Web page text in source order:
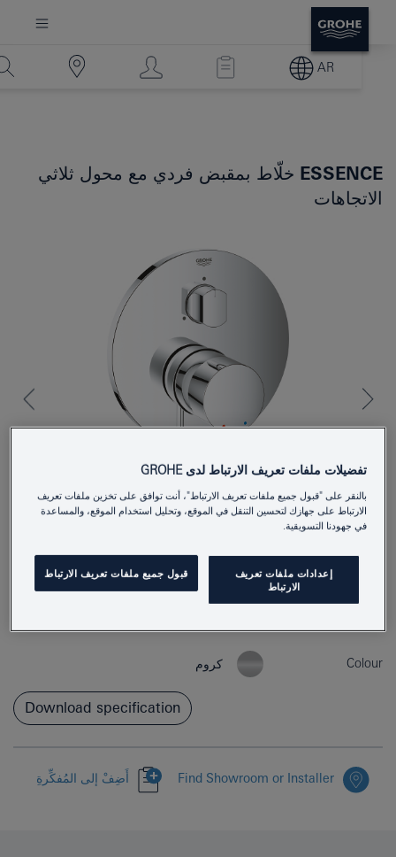
AR
ESSENCE خلّاط بمقبض فردي مع محول ثلاثي
الاتجاهات
Product Number
24169001
EAN
4005176698477
Colour كروم
Download specification
Find Showroom or Installer أَضِفْ إلى المُفكِّرةِ
تفضيلات ملفات تعريف الارتباط لدى GROHE
بالنقر على "قبول جميع ملفات تعريف الارتباط"، أنت توافق على تخزين ملفات تعريف
الارتباط على جهازك لتحسين التنقل في الموقع، وتحليل استخدام الموقع، والمساعدة
في جهودنا التسويقية.
إعدادات ملفات تعريف
الارتباط
قبول جميع ملفات تعريف الارتباط